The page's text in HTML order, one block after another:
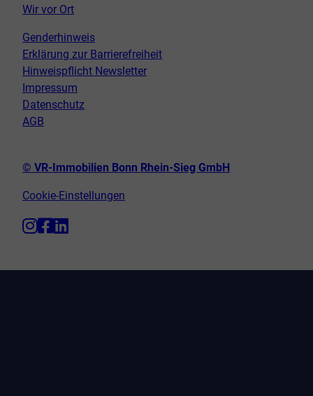
Wir vor Ort
Genderhinweis
Erklärung zur Barrierefreiheit
Hinweispflicht Newsletter
Impressum
Datenschutz
AGB
© VR-Immobilien Bonn Rhein-Sieg GmbH
Cookie-Einstellungen